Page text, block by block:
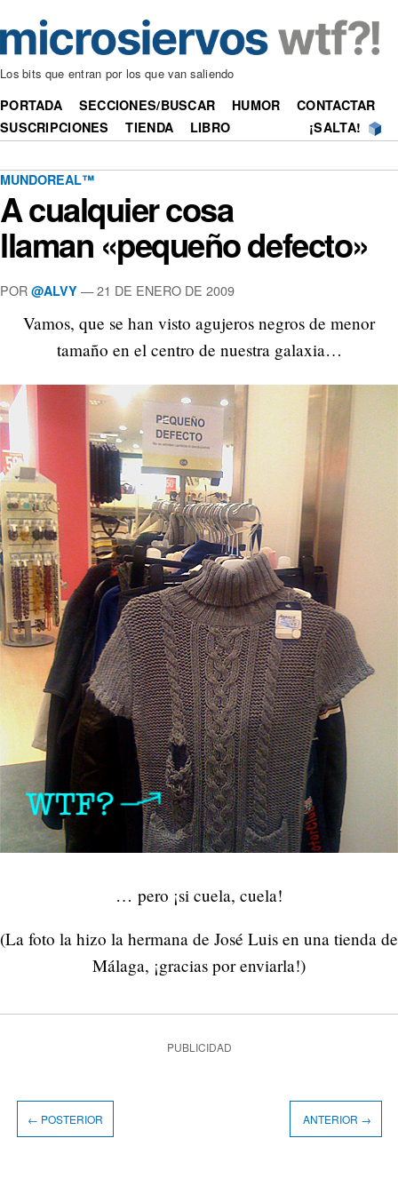
Los bits que entran por los que van saliendo
PORTADA SECCIONES/BUSCAR HUMOR
CONTACTAR
SUSCRIPCIONES
TIENDA LIBRO ¡SALTA!
MUNDOREAL™
A cualquier cosa
llaman «pequeño defecto»
POR @ALVY —21 DE ENERO DE 2009
Vamos, que se han visto agujeros negros de menor
tamaño en el centro de nuestra galaxia…
… pero ¡si cuela, cuela!
(La foto la hizo la hermana de José Luis en una tienda de
Málaga, ¡gracias por enviarla!)
PUBLICIDAD
← POSTERIOR ANTERIOR →